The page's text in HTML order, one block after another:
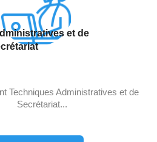
et de
Techniques Administratives et de
Secrétariat...